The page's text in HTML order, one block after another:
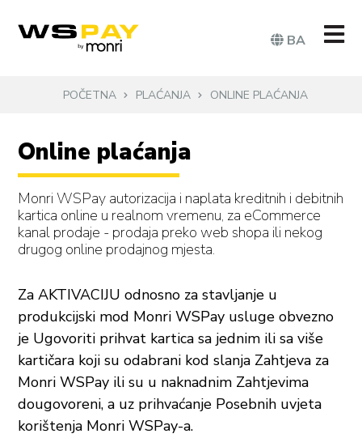
BA
POČETNA PLAĆANJA ONLINE PLAĆANJA
Online plaćanja
Monri WSPay autorizacija i naplata kreditnih i debitnih
kartica online u realnom vremenu, za eCommerce
kanal prodaje - prodaja preko web shopa ili nekog
drugog online prodajnog mjesta.
Za AKTIVACIJU odnosno za stavljanje u
produkcijski mod Monri WSPay usluge obvezno
je Ugovoriti prihvat kartica sa jednim ili sa više
kartičara koji su odabrani kod slanja Zahtjeva za
Monri WSPay ili su u naknadnim Zahtjevima
dougovoreni, a uz prihvaćanje Posebnih uvjeta
korištenja Monri WSPay-a.